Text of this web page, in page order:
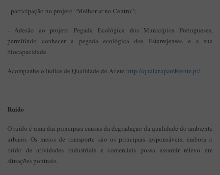
- participação no projeto “Melhor ar no Centro”;
- Adesão ao projeto Pegada Ecológica dos Municípios Portugueses,
permitindo conhecer a pegada ecológica dos Estarrejenses e a sua
biocapacidade.
Acompanhe o Índice de Qualidade do Ar emhttp://qualar.apambiente.pt/
Ruído
O ruído é uma das principais causas da degradação da qualidade do ambiente
urbano. Os meios de transporte são os principais responsáveis, embora o
ruído de atividades industriais e comerciais possa assumir relevo em
situações pontuais.